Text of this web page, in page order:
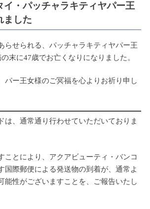
イ・パッチャラキティヤパー王
ました
らせられる、パッチャラキティヤパー王
末に47歳でお亡くなりになりました。
ー王女様のご冥福を心よりお祈り申し
は、通常通り行わせていただいておりま
ことにより、アクアビューティ・バンコ
国際郵便による発送物の到着が、通常よ
能性がございますことを、ご報告いたし